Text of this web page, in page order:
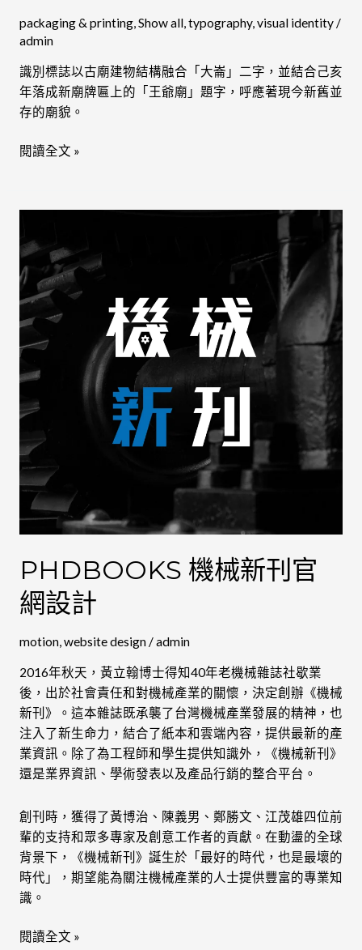
packaging & printing,Show all,typography,visual identity/
admin
識別標誌以古廟建物結構融合「大崙」二字，並結合己亥
年落成新廟牌匾上的「王爺廟」題字，呼應著現今新舊並
存的廟貌。
閱讀全文 »
PHDBOOKS 機械新刊官
網設計
motion,website design/admin
2016年秋天，黃立翰博士得知40年老機械雜誌社歇業
後，出於社會責任和對機械產業的關懷，決定創辦《機械
新刊》。這本雜誌既承襲了台灣機械產業發展的精神，也
注入了新生命力，結合了紙本和雲端內容，提供最新的產
業資訊。除了為工程師和學生提供知識外，《機械新刊》
還是業界資訊、學術發表以及產品行銷的整合平台。
創刊時，獲得了黃博治、陳義男、鄭勝文、江茂雄四位前
輩的支持和眾多專家及創意工作者的貢獻。在動盪的全球
背景下，《機械新刊》誕生於「最好的時代，也是最壞的
時代」，期望能為關注機械產業的人士提供豐富的專業知
識。
機
械
新
刊
官
設
計
閱讀全文 »